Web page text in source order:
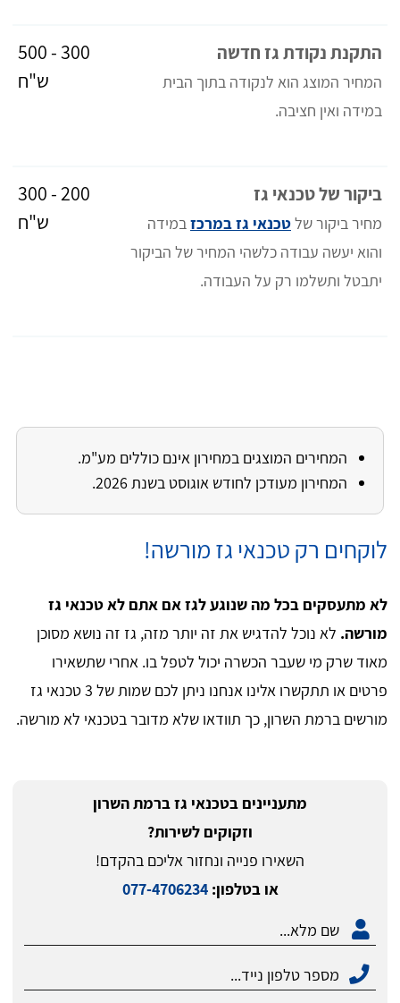
התקנת נקודת גז חדשה
המחיר המוצג הוא לנקודה בתוך הבית
במידה ואין חציבה.
300 - 500
ש"ח
ביקור של טכנאי גז
מחיר ביקור שלטכנאי גז במרכזבמידה
והוא יעשה עבודה כלשהי המחיר של הביקור
יתבטל ותשלמו רק על העבודה.
200 - 300
ש"ח
המחירים המוצגים במחירון אינם כוללים מע"מ.
המחירון מעודכן לחודש אוגוסט בשנת 2026.
לוקחים רק טכנאי גז מורשה!
לא מתעסקים בכל מה שנוגע לגז אם אתם לא טכנאי גז
מורשה. לא נוכל להדגיש את זה יותר מזה, גז זה נושא מסוכן
מאוד שרק מי שעבר הכשרה יכול לטפל בו. אחרי שתשאירו
פרטים או תתקשרו אלינו אנחנו ניתן לכם שמות של 3 טכנאי גז
מורשים ברמת השרון, כך תוודאו שלא מדובר בטכנאי לא מורשה.
מתעניינים בטכנאי גז ברמת השרון
וזקוקים לשירות?
השאירו פנייה ונחזור אליכם בהקדם!
או בטלפון:077-4706234